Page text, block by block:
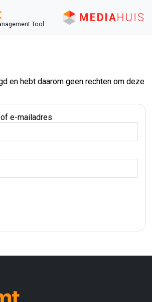
Tool
en hebt daarom geen rechten om deze
e-mailadres